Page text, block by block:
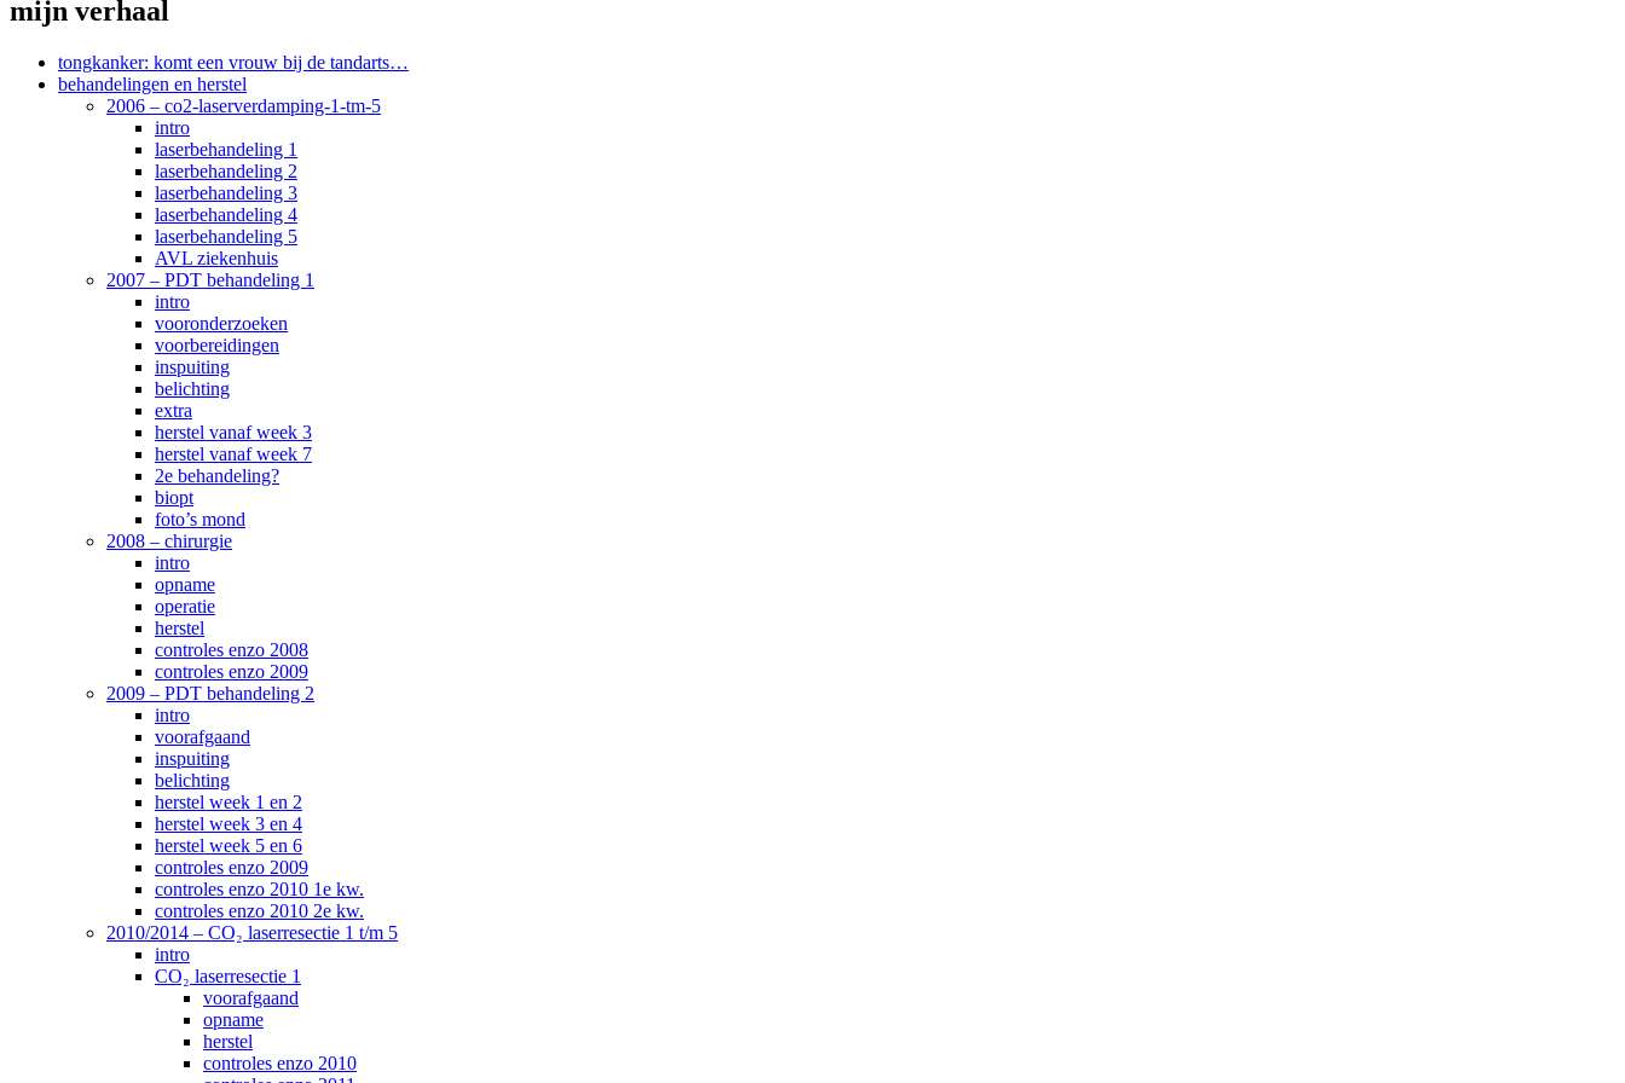
mijn verhaal
tongkanker: komt een vrouw bij de tandarts…
behandelingen en herstel
2006 – co2-laserverdamping-1-tm-5
intro
laserbehandeling 1
laserbehandeling 2
laserbehandeling 3
laserbehandeling 4
laserbehandeling 5
AVL ziekenhuis
2007 – PDT behandeling 1
intro
vooronderzoeken
voorbereidingen
inspuiting
belichting
extra
herstel vanaf week 3
herstel vanaf week 7
2e behandeling?
biopt
foto’s mond
2008 – chirurgie
intro
opname
operatie
herstel
controles enzo 2008
controles enzo 2009
2009 – PDT behandeling 2
intro
voorafgaand
inspuiting
belichting
herstel week 1 en 2
herstel week 3 en 4
herstel week 5 en 6
controles enzo 2009
controles enzo 2010 1e kw.
controles enzo 2010 2e kw.
2010/2014 – CO₂ laserresectie 1 t/m 5
intro
CO₂ laserresectie 1
voorafgaand
opname
herstel
controles enzo 2010